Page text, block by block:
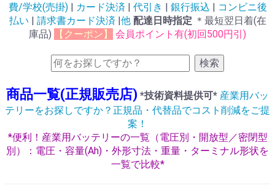
費/学校(売掛) | カード決済 | 代引き | 銀行振込 | コンビニ後
払い | 請求書カード決済 |他 配達日時指定 ＊最短翌日着(在
庫品)
【クーポン】 会員ポイント有(初回500円引)
検索
商品一覧(正規販売店) *技術資料提供可* 産業用バッ
テリーをお探しですか？正規品・代替品でコスト削減をご提
案！
*便利！産業用バッテリーの一覧（電圧別・開放型／密閉型
別）：電圧・容量(Ah)・外形寸法・重量・ターミナル形状を
一覧で比較*